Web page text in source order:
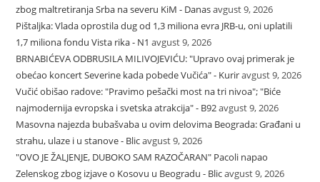
zbog maltretiranja Srba na severu KiM - Danasavgust 9, 2026
Pištaljka: Vlada oprostila dug od 1,3 miliona evra JRB-u, oni uplatili
1,7 miliona fondu Vista rika - N1 avgust 9, 2026
BRNABIĆEVA ODBRUSILA MILIVOJEVIĆU: "Upravo ovaj primerak je
obećao koncert Severine kada pobede Vučića" - Kuriravgust 9, 2026
Vučić obišao radove: "Pravimo pešački most na tri nivoa"; "Biće
najmodernija evropska i svetska atrakcija" - B92avgust 9, 2026
Masovna najezda bubašvaba u ovim delovima Beograda: Građani u
strahu, ulaze i u stanove - Blicavgust 9, 2026
"OVO JE ŽALJENJE, DUBOKO SAM RAZOČARAN" Pacoli napao
Zelenskog zbog izjave o Kosovu u Beogradu - Blicavgust 9, 2026